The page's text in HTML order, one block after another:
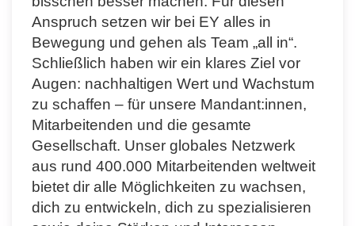
Anspruch setzen wir bei EY alles in
Bewegung und gehen als Team „all in“.
Schließlich haben wir ein klares Ziel vor
Augen: nachhaltigen Wert und Wachstum
zu schaffen – für unsere Mandant:innen,
Mitarbeitenden und die gesamte
Gesellschaft. Unser globales Netzwerk
aus rund 400.000 Mitarbeitenden weltweit
bietet dir alle Möglichkeiten zu wachsen,
dich zu entwickeln, dich zu spezialisieren